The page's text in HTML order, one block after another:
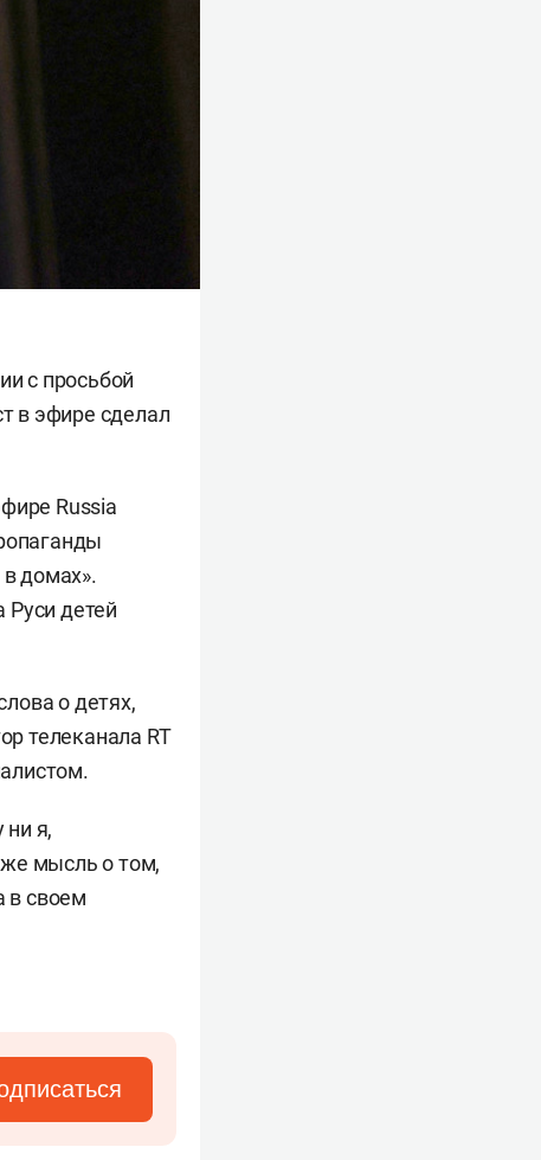
с просьбой
в эфире сделал
Russia
домах».
детей
о детях,
телеканала RT
я,
мысль о том,
в своем